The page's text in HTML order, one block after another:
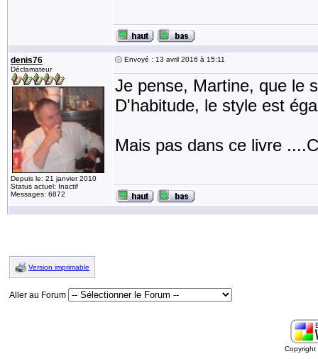
denis76
Déclamateur
Depuis le: 21 janvier 2010
Status actuel: Inactif
Messages: 6872
Envoyé : 13 avril 2016 à 15:11
Je pense, Martine, que le
D'habitude, le style est
Mais pas dans ce livre
Version imprimable
Aller au Forum